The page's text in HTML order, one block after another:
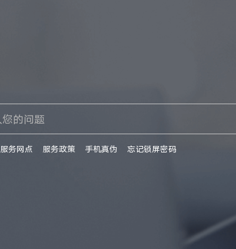
服务网点 服务政策 手机真伪 忘记锁屏密码